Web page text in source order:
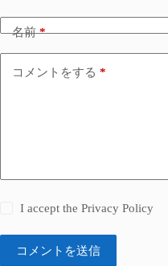
名前*
コメントをする *
I accept thePrivacy Policy
コメントを送信